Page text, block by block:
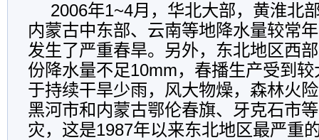
2006年1~4月，华北大部，黄淮北
内蒙古中东部、云南等地降水量较常
发生了严重春旱。另外，东北地区西
份降水量不足10mm，春播生产受到
于持续干旱少雨，风大物燥，森林火
黑河市和内蒙古鄂伦春旗、牙克石市
灾，这是1987年以来东北地区最严重